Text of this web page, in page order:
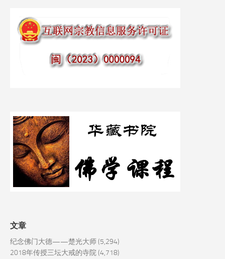
文章
纪念佛门大德——楚光大师(5,294)
2018年传授三坛大戒的寺院(4,718)